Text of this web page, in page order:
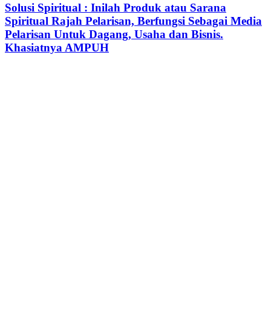
Solusi Spiritual : Inilah Produk atau Sarana
Spiritual Rajah Pelarisan, Berfungsi Sebagai Media
Pelarisan Untuk Dagang, Usaha dan Bisnis.
Khasiatnya AMPUH